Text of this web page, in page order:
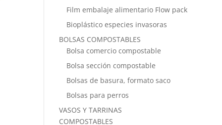
Film embalaje alimentario Flow pack
Bioplástico especies invasoras
BOLSAS COMPOSTABLES
Bolsa comercio compostable
Bolsa sección compostable
Bolsas de basura, formato saco
Bolsas para perros
VASOS Y TARRINAS
COMPOSTABLES